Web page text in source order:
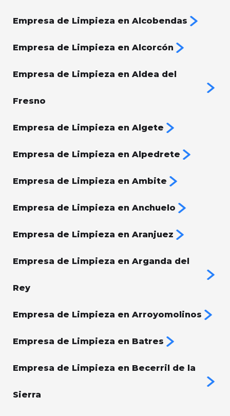
Empresa de Limpieza en Alcobendas
Empresa de Limpieza en Alcorcón
Empresa de Limpieza en Aldea del
Fresno
Empresa de Limpieza en Algete
Empresa de Limpieza en Alpedrete
Empresa de Limpieza en Ambite
Empresa de Limpieza en Anchuelo
Empresa de Limpieza en Aranjuez
Empresa de Limpieza en Arganda del
Rey
Empresa de Limpieza en Arroyomolinos
Empresa de Limpieza en Batres
Empresa de Limpieza en Becerril de la
Sierra